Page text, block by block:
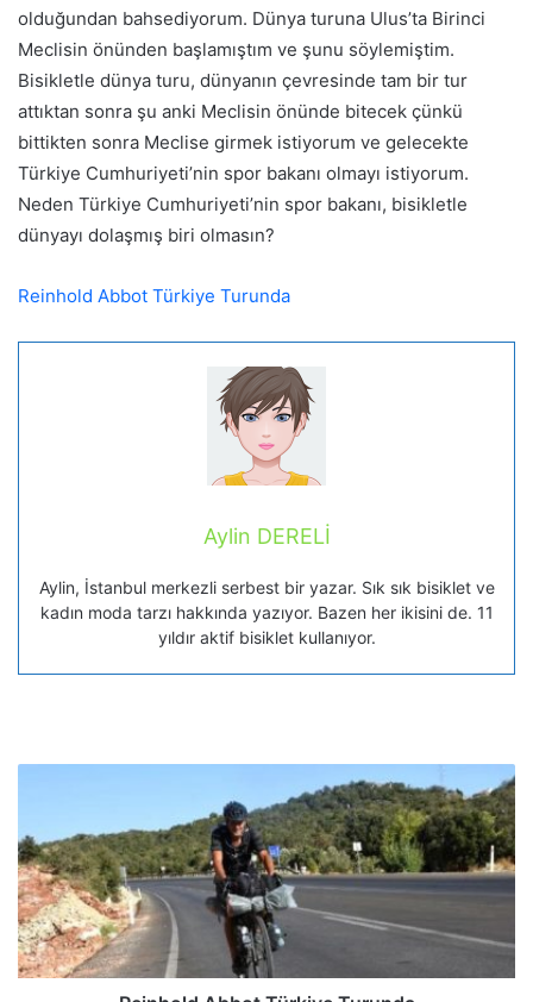
olduğundan bahsediyorum. Dünya turuna Ulus’ta Birinci
Meclisin önünden başlamıştım ve şunu söylemiştim.
Bisikletle dünya turu, dünyanın çevresinde tam bir tur
attıktan sonra şu anki Meclisin önünde bitecek çünkü
bittikten sonra Meclise girmek istiyorum ve gelecekte
Türkiye Cumhuriyeti’nin spor bakanı olmayı istiyorum.
Neden Türkiye Cumhuriyeti’nin spor bakanı, bisikletle
dünyayı dolaşmış biri olmasın?
Reinhold Abbot Türkiye Turunda
Aylin DERELİ
Aylin, İstanbul merkezli serbest bir yazar. Sık sık bisiklet ve
kadın moda tarzı hakkında yazıyor. Bazen her ikisini de. 11
yıldır aktif bisiklet kullanıyor.